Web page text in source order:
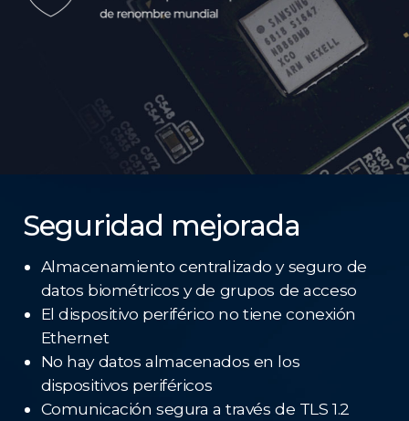
Seguridad mejorada
Almacenamiento centralizado y seguro de
datos biométricos y de grupos de acceso
El dispositivo periférico no tiene conexión
Ethernet
No hay datos almacenados en los
dispositivos periféricos
Comunicación segura a través de TLS 1.2